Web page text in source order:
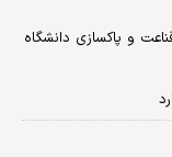
و پاکسازی دانشگاه